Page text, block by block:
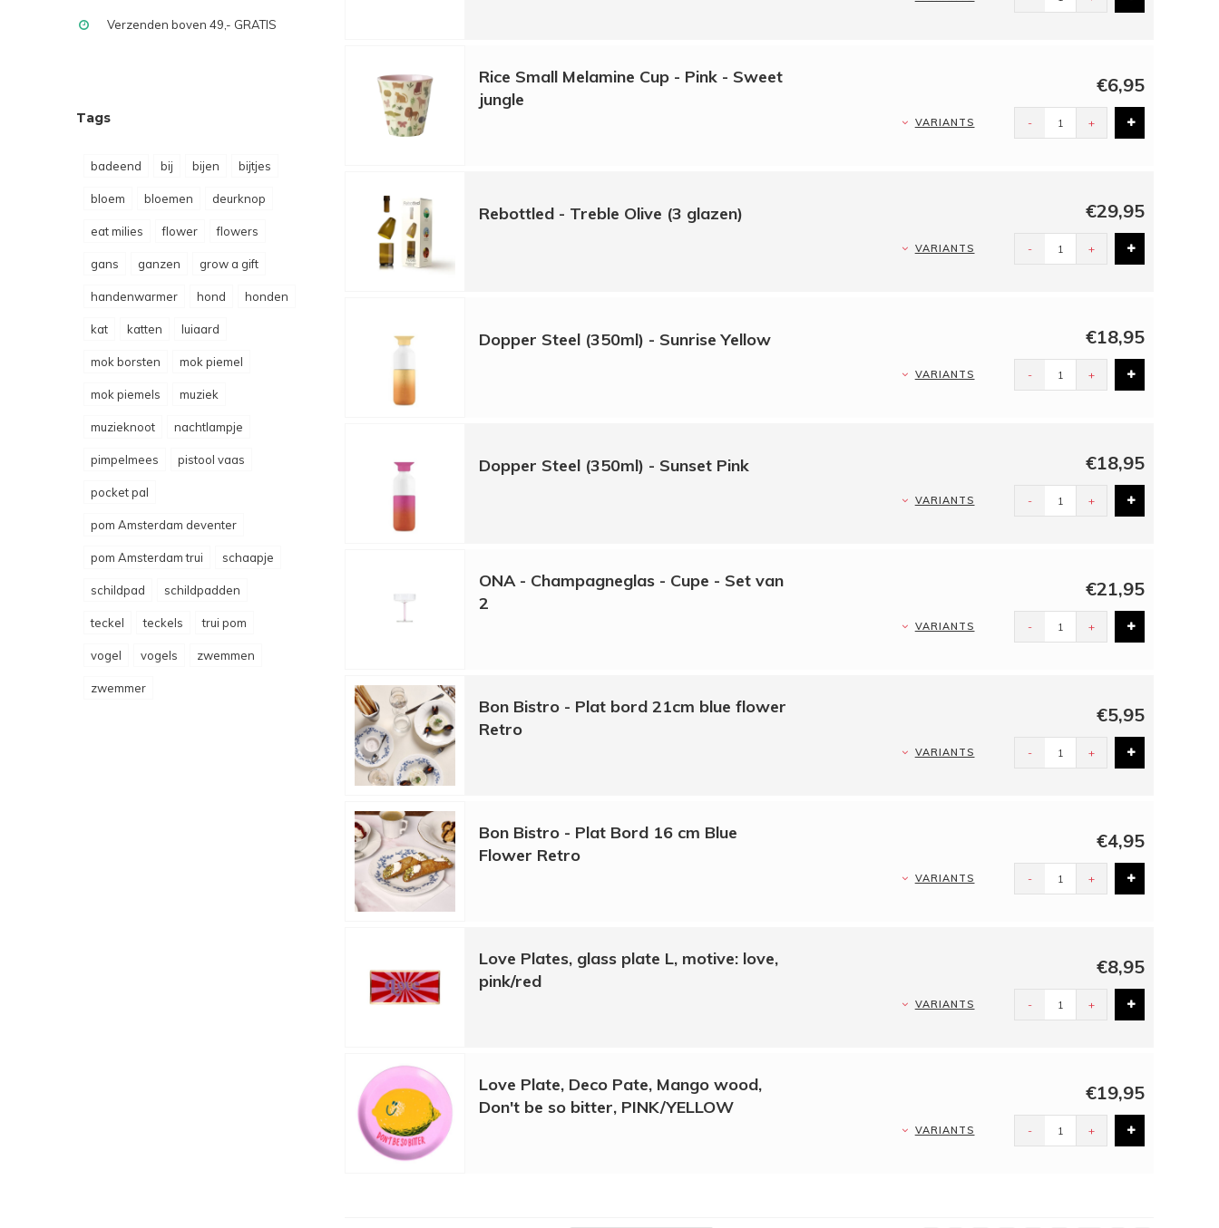
Verzenden boven 49,- GRATIS
Tags
badeend bij bijen bijtjes
bloem bloemen deurknop
eat milies flower flowers
gans ganzen grow a gift
handenwarmer hond honden
kat katten luiaard
mok borsten mok piemel
mok piemels muziek
muzieknoot nachtlampje
pimpelmees pistool vaas
pocket pal
pom Amsterdam deventer
pom Amsterdam trui schaapje
schildpad schildpadden
teckel teckels trui pom
vogel vogels zwemmen
zwemmer
Rice Small Melamine Cup - Pink - Sweet
jungle
€6,95
VARIANTS - +
Rebottled - Treble Olive (3 glazen) €29,95
VARIANTS - +
Dopper Steel (350ml) - Sunrise Yellow €18,95
VARIANTS - +
Dopper Steel (350ml) - Sunset Pink €18,95
VARIANTS - +
ONA - Champagneglas - Cupe - Set van
2
€21,95
VARIANTS - +
Bon Bistro - Plat bord 21cm blue flower
Retro
€5,95
VARIANTS - +
Bon Bistro - Plat Bord 16 cm Blue
Flower Retro
€4,95
VARIANTS - +
Love Plates, glass plate L, motive: love,
pink/red
€8,95
VARIANTS - +
Love Plate, Deco Pate, Mango wood,
Don't be so bitter, PINK/YELLOW
€19,95
VARIANTS - +